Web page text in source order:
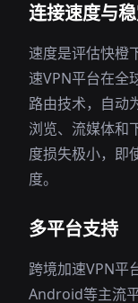
连接速度与
速度是评估快橙
速VPN平台在全
路由技术，自动
浏览、流媒体和
度损失极小，即
度。
多平台支持
跨境加速VPN平
Android等主流